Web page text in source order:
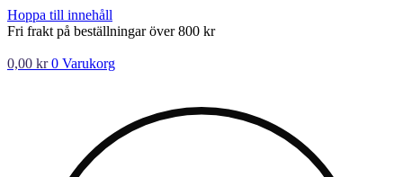
Hoppa till innehåll
Fri frakt på beställningar över 800 kr
0,00 kr 0 Varukorg